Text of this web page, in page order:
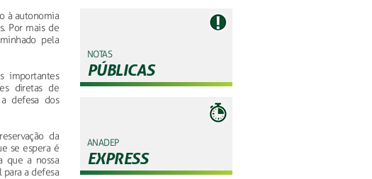
à autonomia
Por mais de
pela
importantes
diretas de
defesa dos
da
se espera é
que a nossa
a defesa
NOTAS
PÚBLICAS
ANADEP
EXPRESS